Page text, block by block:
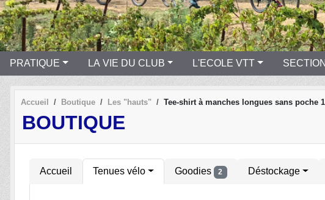
PRATIQUE LA VIE DU CLUB L'ECOLE VTT
Accueil Boutique Les "hauts" Tee-shirt à manches longues sans poche
BOUTIQUE
Accueil Tenues vélo Goodies 2 Déstockage